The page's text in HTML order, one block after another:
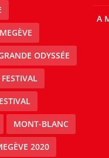
ODYSSÉE
MONT-BLANC
2020
A